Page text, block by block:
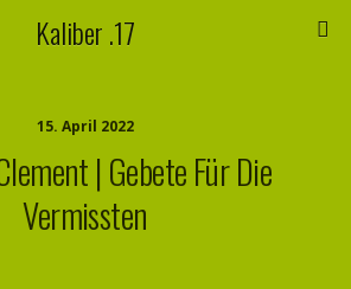
Kaliber .17
15. April 2022
| Gebete Für Die
Vermissten